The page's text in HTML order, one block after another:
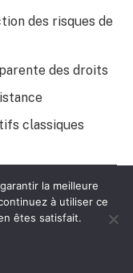
des risques de
des droits
classiques
en ligne
la meilleure
à utiliser ce
êtes satisfait.